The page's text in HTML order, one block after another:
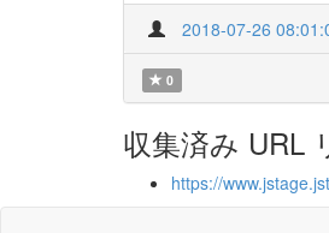
2018-07-26
0
収集済み URL
https://